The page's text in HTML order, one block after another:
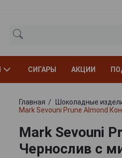
СИГАРЫ АКЦИИ
Главная Шоколадные
Mark Sevouni Prune Almond
Mark Sevouni
Чернослив с